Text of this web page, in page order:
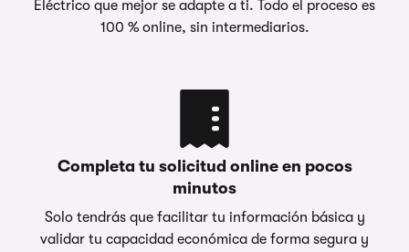
Eléctrico que mejor se adapte a ti. Todo el proceso es
100 % online, sin intermediarios.
Completa tu solicitud online en pocos
minutos
Solo tendrás que facilitar tu información básica y
validar tu capacidad económica de forma segura y